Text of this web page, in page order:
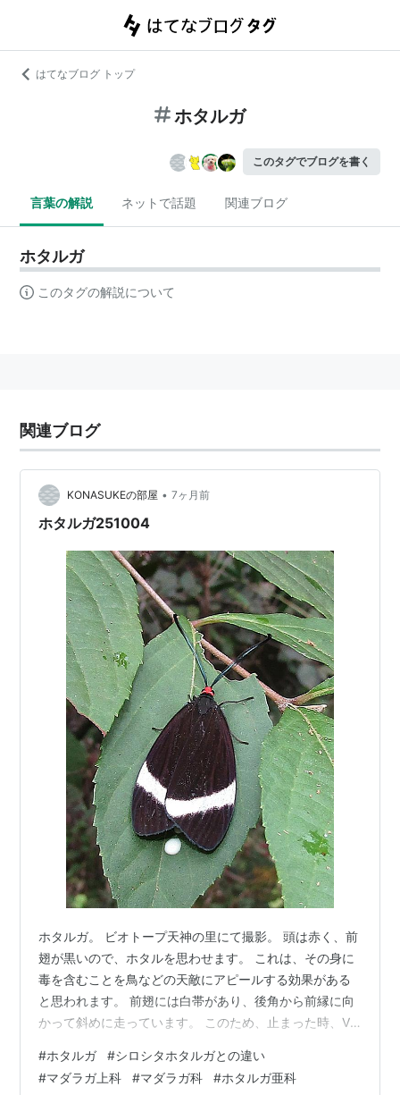
はてなブログ トップ
ホタルガ
このタグでブログを書く
言葉の解説 ネットで話題 関連ブログ
ホタルガ
このタグの解説について
関連ブログ
KONASUKEの部屋 • 7ヶ月前
ホタルガ251004
ホタルガ。 ビオトープ天神の里にて撮影。 頭は赤く、前
翅が黒いので、ホタルを思わせます。 これは、その身に
毒を含むことを鳥などの天敵にアピールする効果がある
と思われます。 前翅には白帯があり、後角から前縁に向
かって斜めに走っています。 このため、止まった時、V
は、白帯が前翅の真ん中寄りにあり、前翅を横切るよう
に走るので、止まった時、ほぼ水平となります。 また、
#ホタルガ #シロシタホタルガとの違い
#マダラガ上科 #マダラガ科 #ホタルガ亜科